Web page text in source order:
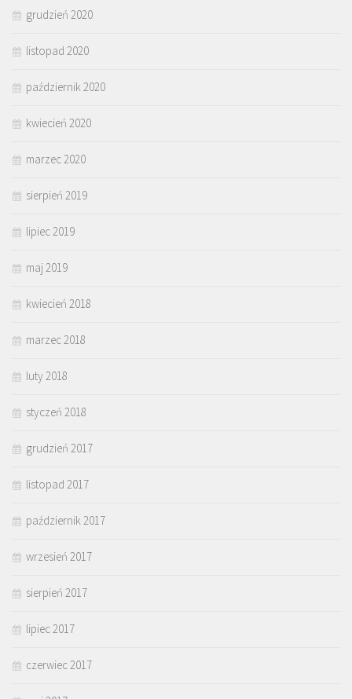
grudzień 2020
listopad 2020
październik 2020
kwiecień 2020
marzec 2020
sierpień 2019
lipiec 2019
maj 2019
kwiecień 2018
marzec 2018
luty 2018
styczeń 2018
grudzień 2017
listopad 2017
październik 2017
wrzesień 2017
sierpień 2017
lipiec 2017
czerwiec 2017